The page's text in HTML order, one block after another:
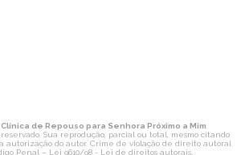
Clínica de Repouso para Senhora Próximo a Mim
Sua reprodução, parcial ou total, mesmo citando
autorização do autor. Crime de violação de direito autoral
Penal – Lei 9610/98 - Lei de direitos autorais.